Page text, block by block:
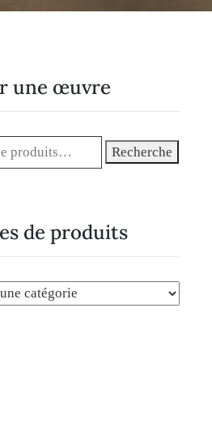
une œuvre
Recherche
de produits